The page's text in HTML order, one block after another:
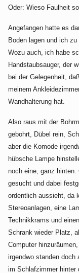
Oder: Wieso Faulheit
Angefangen hatte es
Boden lagen und ich
Wozu auch, ich habe
Handstaubsauger, der
bei der Gelegenheit,
meinem
Wandhalterung hat.
Also raus mit der
gebohrt, Dübel rein,
aber die Komode
hübsche Lampe
noch eine, ganz hinten.
gesucht und dabei
ordentlich aussieht, da
Stereoanlagen, eine
Technikkrams und
Schrank wieder Platz,
Computer
irgendwo standen doch
im Schlafzimmer hinter